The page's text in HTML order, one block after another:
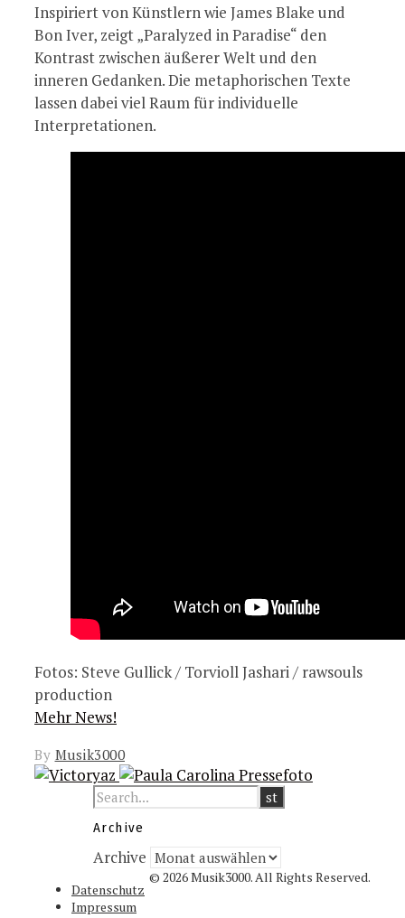
Inspiriert von Künstlern wie James Blake und
Bon Iver, zeigt „Paralyzed in Paradise“ den
Kontrast zwischen äußerer Welt und den
inneren Gedanken. Die metaphorischen Texte
lassen dabei viel Raum für individuelle
Interpretationen.
Fotos: Steve Gullick / Torvioll Jashari / rawsouls
production
Mehr News!
By Musik3000
Archive
Archive
© 2026 Musik3000. All Rights Reserved.
Datenschutz
Impressum